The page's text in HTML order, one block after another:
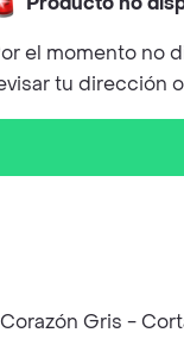
el momento no
tu dirección
Gris -